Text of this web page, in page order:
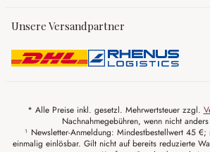
Unsere Versandpartner
* Alle Preise inkl. gesetzl. Mehrwertsteuer zzgl.
Nachnahmegebühren, wenn nicht
¹ Newsletter-Anmeldung: Mindestbestellwert 45
einmalig einlösbar. Gilt nicht auf bereits reduzierte